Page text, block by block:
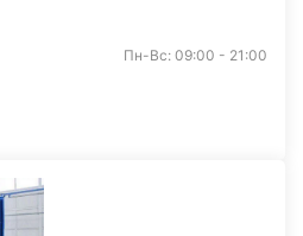
Пн-Вс: 09:00 - 21:00